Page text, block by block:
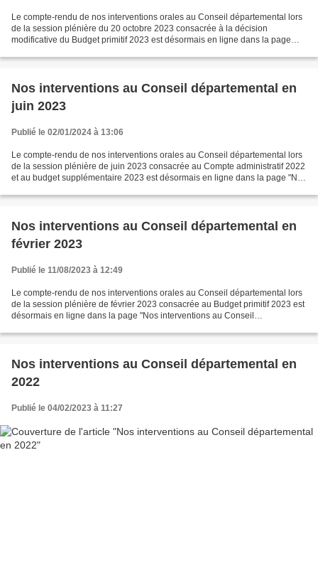
Le compte-rendu de nos interventions orales au Conseil départemental lors
de la session plénière du 20 octobre 2023 consacrée à la décision
modificative du Budget primitif 2023 est désormais en ligne dans la page
Nos interventions au Conseil départemental en
juin 2023
Publié le 02/01/2024 à 13:06
Le compte-rendu de nos interventions orales au Conseil départemental lors
de la session plénière de juin 2023 consacrée au Compte administratif 2022
et au budget supplémentaire 2023 est désormais en ligne dans la page "Nos
Nos interventions au Conseil départemental en
février 2023
Publié le 11/08/2023 à 12:49
Le compte-rendu de nos interventions orales au Conseil départemental lors
de la session plénière de février 2023 consacrée au Budget primitif 2023 est
désormais en ligne dans la page "Nos interventions au Conseil
Nos interventions au Conseil départemental en
2022
Publié le 04/02/2023 à 11:27